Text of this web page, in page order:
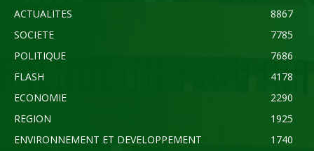
ACTUALITES
8867
SOCIETE
7785
POLITIQUE
7686
FLASH
4178
ECONOMIE
2290
REGION
1925
ENVIRONNEMENT ET DEVELOPPEMENT
1740